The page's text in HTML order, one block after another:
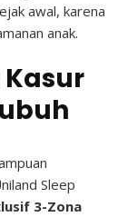
awal, karena
anak.
Sleep
3-Zona